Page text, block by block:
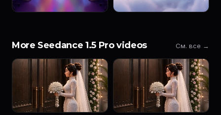
More Seedance 1.5 Pro videos См. все →